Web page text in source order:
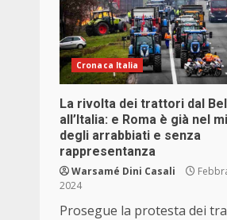
Cronaca Italia
La rivolta dei trattori dal
all’Italia: e Roma è già nel
degli arrabbiati e senza
rappresentanza
Warsamé Dini Casali
2024
Prosegue la protesta dei